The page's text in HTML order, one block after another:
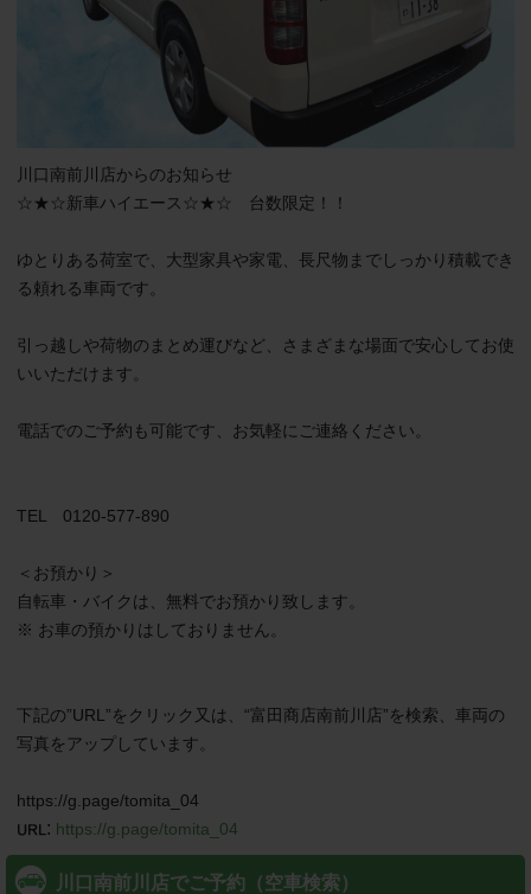
川口南前川店からのお知らせ
☆★☆新車ハイエース☆★☆　台数限定！！
ゆとりある荷室で、大型家具や家電、長尺物までしっかり積載でき
る頼れる車両です。
引っ越しや荷物のまとめ運びなど、さまざまな場面で安心してお使
いいただけます。
電話でのご予約も可能です、お気軽にご連絡ください。
TEL　0120-577-890
＜お預かり＞
自転車・バイクは、無料でお預かり致します。
※ お車の預かりはしておりません。
下記の”URL”をクリック又は、“富田商店南前川店”を検索、車両の
写真をアップしています。
: https://g.page/tomita_04
川口南前川店でご予約（空車検索）